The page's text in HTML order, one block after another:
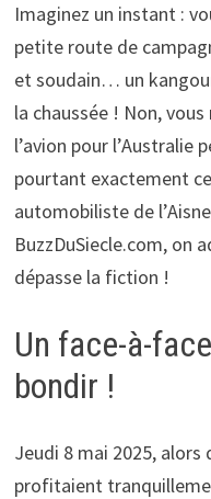
Imaginez un instant :
petite route de
et soudain… un
la chaussée ! Non,
l’avion pour l’Australie
pourtant exactement
automobiliste de
BuzzDuSiecle.com, on
dépasse la fiction !
Un face-à-
bondir !
Jeudi 8 mai 2025, alors
profitaient